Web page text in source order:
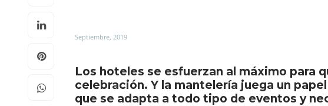
Septiembre, 2019
Los hoteles se esfuerzan al máximo para
celebración. Y la mantelería juega un
que se adapta a todo tipo de eventos y